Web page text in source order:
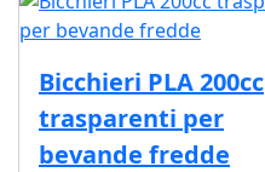
Bicchieri PLA 200cc
trasparenti per
bevande fredde